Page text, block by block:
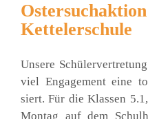
Kettelerschule
Unse­re
viel Enga­ge­ment eine
siert. Für die Klas­sen
Mon­tag auf dem